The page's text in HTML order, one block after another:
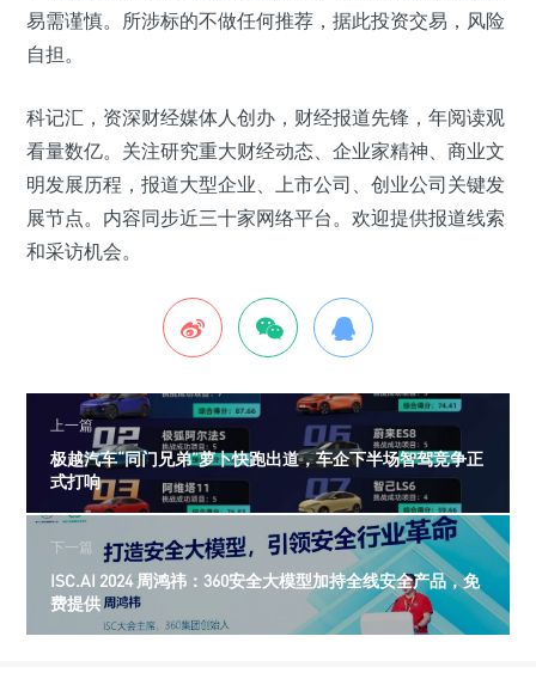
易需谨慎。所涉标的不做任何推荐，据此投资交易，风险
自担。
科记汇，资深财经媒体人创办，财经报道先锋，年阅读观
看量数亿。关注研究重大财经动态、企业家精神、商业文
明发展历程，报道大型企业、上市公司、创业公司关键发
展节点。内容同步近三十家网络平台。欢迎提供报道线索
和采访机会。
上一篇
极越汽车“同门兄弟”萝卜快跑出道，车企下半场智驾竞争正
式打响
下一篇
ISC.AI 2024 周鸿祎：360安全大模型加持全线安全产品，免
费提供